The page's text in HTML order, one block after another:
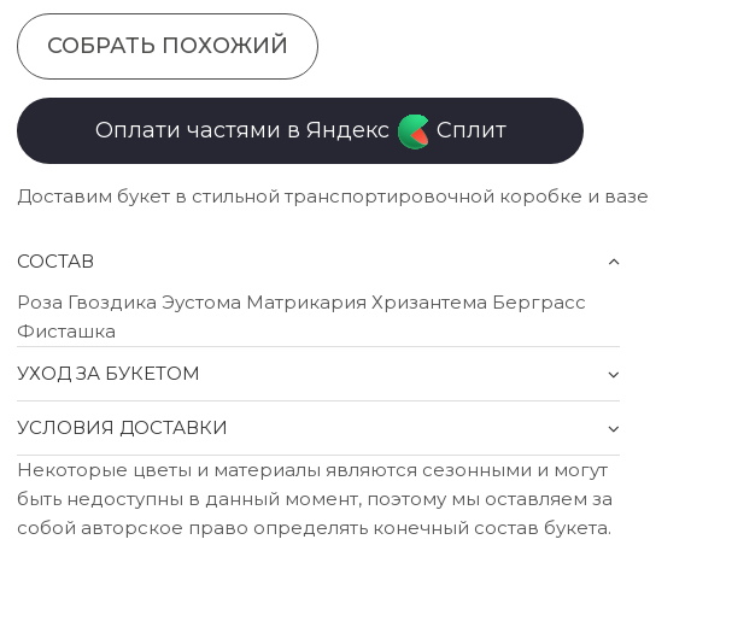
СОБРАТЬ ПОХОЖИЙ
Оплати частями в Яндекс Сплит
Доставим букет в стильной транспортировочной коробке и вазе
СОСТАВ
Роза Гвоздика Эустома Матрикария Хризантема Берграсс
Фисташка
УХОД ЗА БУКЕТОМ
УСЛОВИЯ ДОСТАВКИ
Некоторые цветы и материалы являются сезонными и могут
быть недоступны в данный момент, поэтому мы оставляем за
собой авторское право определять конечный состав букета.